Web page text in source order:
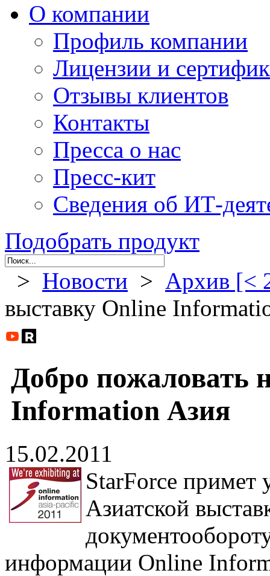
О компании
Профиль компании
Лицензии и
Отзывы клиентов
Контакты
Пресса о нас
Пресс-кит
Сведения об ИТ-
Подобрать продукт
> Новости > Архив [<
выставку Online
Добро пожаловать
Information Азия
15.02.2011
StarForce примет
Азиатской
информации Online